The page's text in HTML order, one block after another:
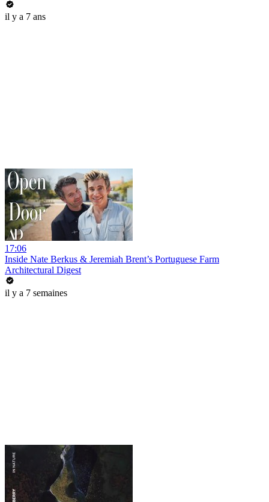
il y a 7 ans
17:06
Inside Nate Berkus & Jeremiah Brent’s Portuguese Farm
Architectural Digest
il y a 7 semaines